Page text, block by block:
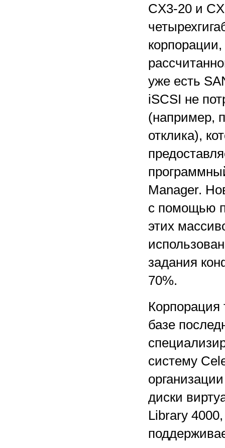
CX3-20 и
уже есть
iSCSI не
(например,
отклика),
Manager.
с помощью
этих
задания
70%.
Корпорация
базе
систему
диски
Library